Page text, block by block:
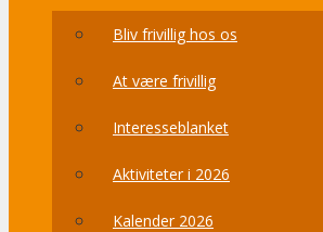
Bliv frivillig hos os
At være frivillig
Interesseblanket
Aktiviteter i 2026
Kalender 2026